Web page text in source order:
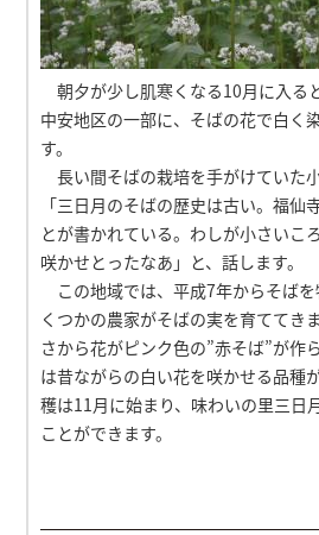
朝夕が少し肌寒くなる10月に入る
中安地区の一部に、そばの花で白く
す。
長い間そばの栽培を手がけていた
「三日月のそばの歴史は古い。福仙
とが書かれている。わしが小さいこ
咲かせとったなあ」と、話します。
この地域では、平成7年からそば
くつかの農家がそばの実を育ててき
さから花がピンク色の”赤そば”が作
は昔ながらの白い花を咲かせる品種
穫は11月に始まり、味わいの里三日
ことができます。